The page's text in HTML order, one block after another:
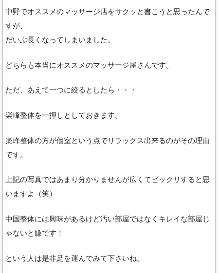
中野でオススメのマッサージ店をサクッと書こうと思ったんで
すが、
だいぶ長くなってしまいました。
どちらも本当にオススメのマッサージ屋さんです。
ただ、あえて一つに絞るとしたら・・・
楽峰整体を一押しとしておきます。
楽峰整体の方が個室という点でリラックス出来るのがその理由
です。
上記の写真ではあまり分かりませんが広くてビックリすると思
いますよ（笑）
中国整体には興味があるけど汚い部屋ではなくキレイな部屋じ
ゃないと嫌です！
という人は是非足を運んでみて下さいね。